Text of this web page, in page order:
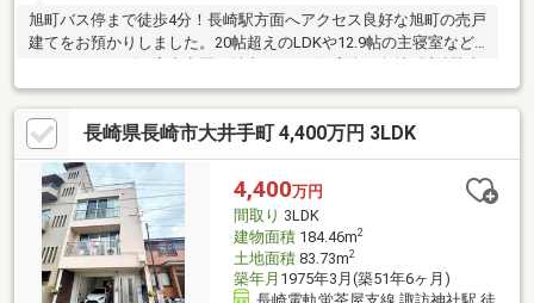
旭町バス停まで徒歩4分！長崎駅方面へアクセス良好な旭町の売戸
建てをお預かりしました。20帖超えのLDKや12.9帖の主寝室など
場まで徒歩3分（約220ｍ）、普通車可！※最新の空き状況はお問
い合わせ下さい現在空室でハウスクリーニング済のためお気軽に
ご内見頂けます！お気軽にお問い合わせください。＜交通アクセ
ス＞●長崎電気軌道「長崎駅前」駅まで徒歩15分●長崎バス「旭
町」バス停まで徒歩4分●JR長崎駅まで徒歩12分
長崎県長崎市大井手町 4,400万円 3LDK
4,400万円
間取り 3LDK
建物面積184.46m2
土地面積83.73m2
築年月 1975年3月(築51年6ヶ月)